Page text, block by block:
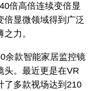
倍高倍连续变倍显
倍显微领域得到广泛
力。
余款智能家居监控镜
头。最近更是在VR
了多款视场达到210